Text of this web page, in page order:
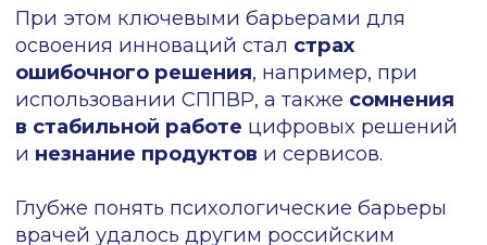
Ложная уверенность
врачей — еще один
барьер
вспомогательные сервисы, из-за того, что
уверены, что и так все делают правильно.